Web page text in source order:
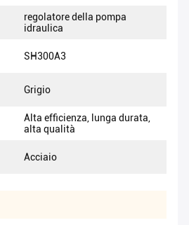
regolatore della pompa
idraulica
SH300A3
Grigio
Alta efficienza, lunga durata,
alta qualità
Acciaio